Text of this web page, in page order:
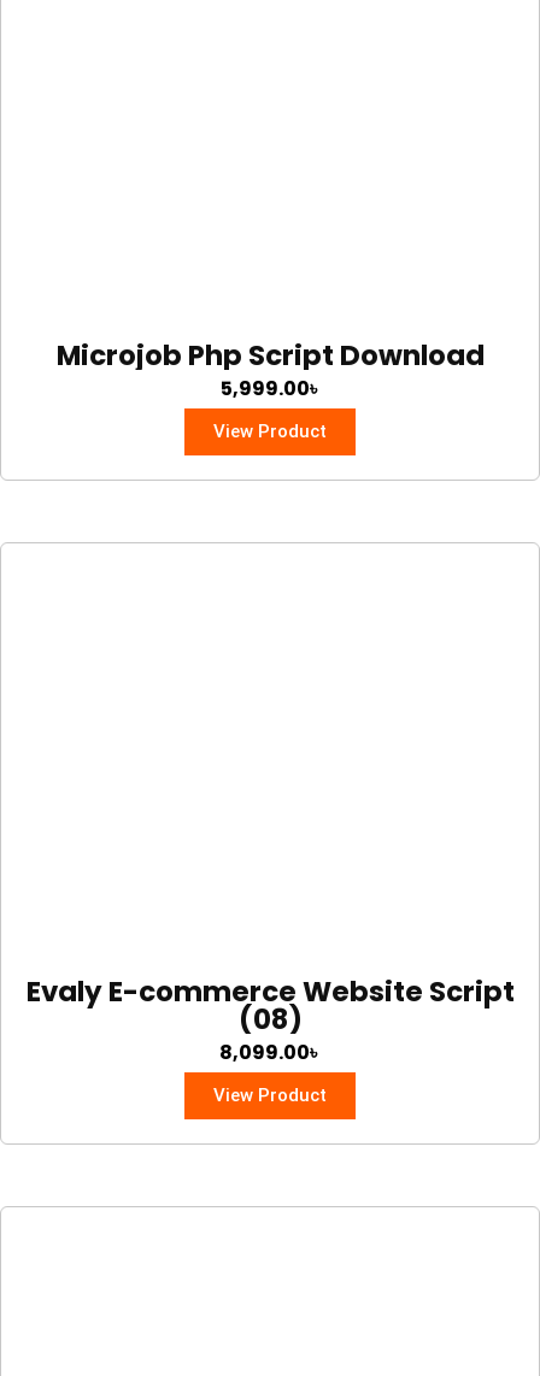
Microjob Php Script Download
5,999.00৳
View Product
Evaly E-commerce Website Script
(08)
8,099.00৳
View Product